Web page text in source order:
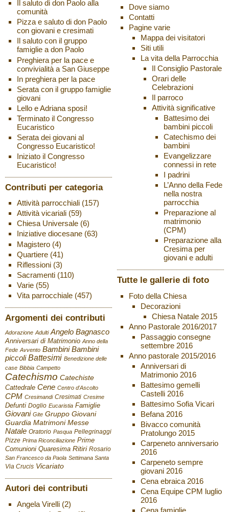
Il saluto di don Paolo alla
comunità
Pizza e saluto di don Paolo
con giovani e cresimati
Il saluto con il gruppo
famiglie a don Paolo
Preghiera per la pace e
convivialità a San Giuseppe
In preghiera per la pace
Serata con il gruppo famiglie
giovani
Lello e Adriana sposi!
Terminato il Congresso
Eucaristico
Serata dei giovani al
Congresso Eucaristico!
Iniziato il Congresso
Eucaristico!
Contributi per categoria
Attività parrocchiali(157)
Attività vicariali(59)
Chiesa Universale(6)
Iniziative diocesane(63)
Magistero(4)
Quartiere(41)
Riflessioni(3)
Sacramenti(110)
Varie(55)
Vita parrocchiale(457)
Argomenti dei contributi
Adorazione Adulti Angelo Bagnasco
Anniversari di Matrimonio Anno della
Fede Avvento Bambini Bambini
piccoli Battesimi Benedizione delle
case Bibbia Campetto
Catechismo Catechiste
Cattedrale Cene Centro d'Ascolto
CPM Cresimandi Cresimati Cresime
Defunti Doglio Eucaristia Famiglie
Giovani Gite Gruppo Giovani
Guardia Matrimoni Messe
Natale Oratorio Pasqua Pellegrinaggi
Pizze Prima Riconciliazione Prime
Comunioni Quaresima Ritiri Rosario
San Francesco da Paola Settimana Santa
Via Crucis Vicariato
Autori dei contributi
Angela Virelli(2)
Dove siamo
Contatti
Pagine varie
Mappa dei visitatori
Siti utili
La vita della Parrocchia
Il Consiglio Pastorale
Orari delle
Celebrazioni
Il parroco
Attività significative
Battesimo dei
bambini piccoli
Catechismo dei
bambini
Evangelizzare
connessi in rete
I padrini
L’Anno della Fede
nella nostra
parrocchia
Preparazione al
matrimonio
(CPM)
Preparazione alla
Cresima per
giovani e adulti
Tutte le gallerie di foto
Foto della Chiesa
Decorazioni
Chiesa Natale 2015
Anno Pastorale 2016/2017
Passaggio consegne
settembre 2016
Anno pastorale 2015/2016
Anniversari di
Matrimonio 2016
Battesimo gemelli
Castelli 2016
Battesimo Sofia Vicari
Befana 2016
Bivacco comunità
Pratolungo 2015
Carpeneto anniversario
2016
Carpeneto sempre
giovani 2016
Cena ebraica 2016
Cena Equipe CPM luglio
2016